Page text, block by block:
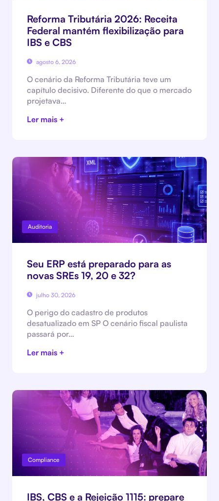
Reforma Tributária 2026: Receita
Federal mantém flexibilização para
IBS e CBS
agosto 6, 2026
O cenário da Reforma Tributária teve um
capítulo decisivo. Diferente do que o mercado
projetava…
Ler mais +
Auditoria
Seu ERP está preparado para as
novas SREs 19, 20 e 32?
julho 30, 2026
O perigo do cadastro de produtos
desatualizado em SP O cenário fiscal paulista
passará por…
Ler mais +
Compliance
IBS, CBS e a Rejeição 1115: prepare